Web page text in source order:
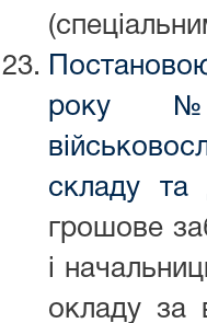
року
складу та
грошове
і
окладу за